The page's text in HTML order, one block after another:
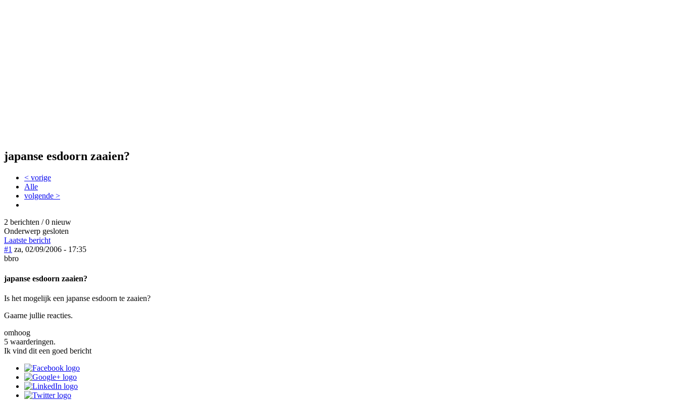
japanse esdoorn zaaien?
< vorige
Alle
volgende >
2 berichten / 0 nieuw
Onderwerp gesloten
Laatste bericht
#1 za, 02/09/2006 - 17:35
bbro
japanse esdoorn zaaien?
Is het mogelijk een japanse esdoorn te zaaien?
Gaarne jullie reacties.
omhoog
5 waarderingen.
Ik vind dit een goed bericht